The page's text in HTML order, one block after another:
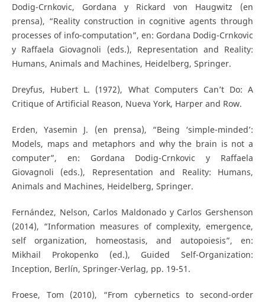
Dodig-Crnkovic, Gordana y Rickard von Haugwitz (en
prensa), “Reality construction in cognitive agents through
processes of info-computation”, en: Gordana Dodig-Crnkovic
y Raffaela Giovagnoli (eds.), Representation and Reality:
Humans, Animals and Machines, Heidelberg, Springer.
Dreyfus, Hubert L. (1972), What Computers Can’t Do: A
Critique of Artificial Reason, Nueva York, Harper and Row.
Erden, Yasemin J. (en prensa), “Being ‘simple-minded’:
Models, maps and metaphors and why the brain is not a
computer”, en: Gordana Dodig-Crnkovic y Raffaela
Giovagnoli (eds.), Representation and Reality: Humans,
Animals and Machines, Heidelberg, Springer.
Fernández, Nelson, Carlos Maldonado y Carlos Gershenson
(2014), “Information measures of complexity, emergence,
self organization, homeostasis, and autopoiesis”, en:
Mikhail Prokopenko (ed.), Guided Self-Organization:
Inception, Berlín, Springer-Verlag, pp. 19-51.
Froese, Tom (2010), “From cybernetics to second-order